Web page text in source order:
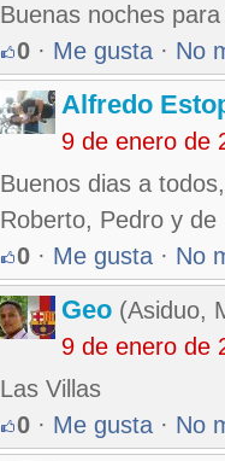
Buenas noches
0 · Me gusta · No
Alfredo
9 de enero de
Buenos dias a
Roberto, Pedro y de
0 · Me gusta · No
Geo (Asiduo,
9 de enero de
Las Villas
0 · Me gusta · No